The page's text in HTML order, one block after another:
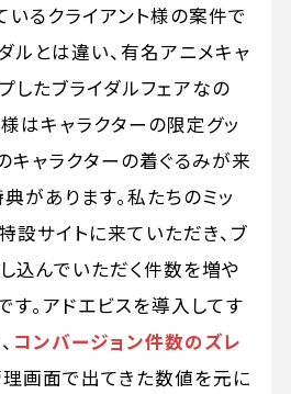
るクライアント様の案件で
ルとは違い、有名アニメキャ
したブライダルフェアなの
はキャラクターの限定グッ
キャラクターの着ぐるみが来
があります。私たちのミッ
設サイトに来ていただき、ブ
込んでいただく件数を増や
す。アドエビスを導入してす
コンバージョン件数のズレ
画面で出てきた数値を元に